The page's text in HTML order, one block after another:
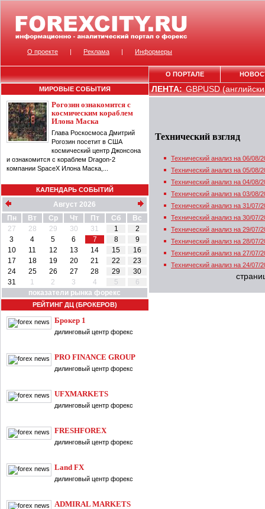
МИРОВЫЕ СОБЫТИЯ
Рогозин ознакомится с
космическим кораблем
Илона Маска
Глава Роскосмоса Дмитрий
Рогозин посетит в США
космический центр Джонсона
и ознакомится с кораблем Dragon-2
компании SpaceX Илона Маска,...
КАЛЕНДАРЬ СОБЫТИЙ
Август 2026
Пн
Вт Ср Чт Пт Сб
Вс
27
28 29 30 31 1
2
3
4 5 6 7 8
9
10
11 12 13 14 15
16
17
18 19 20 21 22
23
24
25 26 27 28 29
30
31
1 2 3 4 5
6
показатели рынка форекс
РЕЙТИНГ ДЦ (БРОКЕРОВ)
Брокер 1
дилинговый центр форекс
PRO FINANCE GROUP
дилинговый центр форекс
UFXMARKETS
дилинговый центр форекс
FRESHFOREX
дилинговый центр форекс
Land FX
дилинговый центр форекс
ADMIRAL MARKETS
ЛЕНТА:GBPUSD
Технический взгляд
Технический анализ на 06/08/
Технический анализ на 05/08/
Технический анализ на 04/08/
Технический анализ на 03/08/
Технический анализ на 31/07/
Технический анализ на 30/07/
Технический анализ на 29/07/
Технический анализ на 28/07/
Технический анализ на 27/07/
Технический анализ на 24/07/
О проекте | Реклама | Информеры
О ПОРТАЛЕ